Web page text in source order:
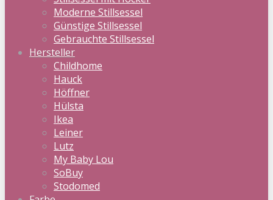
Moderne Stillsessel
Günstige Stillsessel
Gebrauchte Stillsessel
Hersteller
Childhome
Hauck
Höffner
Hülsta
Ikea
Leiner
Lutz
My Baby Lou
SoBuy
Stodomed